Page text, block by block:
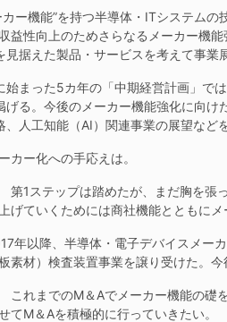
ー機能”を持つ半導体・ITシステムの
益性向上のためさらなるメーカー機
見据えた製品・サービスを考えて事業
まった5カ年の「中期経営計画」で
げる。今後のメーカー機能強化に向け
、人工知能（AI）関連事業の展望など
ー化への手応えは。
1ステップは踏めたが、まだ胸を張
げていくためには商社機能とともに
以降、半導体・電子デバイスメー
素材）検査装置事業を譲り受けた。今
れまでのM＆Aでメーカー機能の礎
てM＆Aを積極的に行っていきたい。